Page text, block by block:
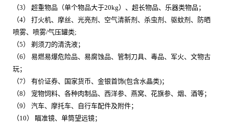
（3） 超重物品（单个物品大于20kg）、超长物品、乐器类物品；
（4） 打火机、摩丝、光亮剂、空气清新剂、杀虫剂、驱蚊剂、防晒
喷雾、喷雾/气压罐类;
（5） 剃须刀的清洗液；
（6） 易燃易爆危险品、易腐蚀品、管制刀具、毒品、军火、文物古
玩；
（7） 有价证券、国家货币、金银首饰(包含水晶类)；
（8） 宠物饲料、各种肉制品、西洋参、燕窝、花旗参、烟、酒等；
（9） 汽车、摩托车、自行车配件及附件；
（10） 瞄准镜、单筒望远镜；